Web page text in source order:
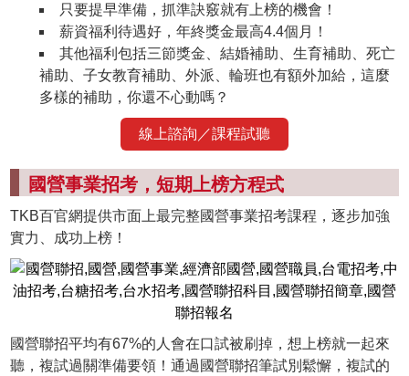
只要提早準備，抓準訣竅就有上榜的機會！
薪資福利待遇好，年終獎金最高4.4個月！
其他福利包括三節獎金、結婚補助、生育補助、死亡
補助、子女教育補助、外派、輪班也有額外加給，這麼
多樣的補助，你還不心動嗎？
線上諮詢／課程試聽
國營事業招考，短期上榜方程式
TKB百官網提供市面上最完整國營事業招考課程，逐步加強
實力、成功上榜！
國營聯招平均有67%的人會在口試被刷掉，想上榜就一起來
聽，複試過關準備要領！通過國營聯招筆試別鬆懈，複試的